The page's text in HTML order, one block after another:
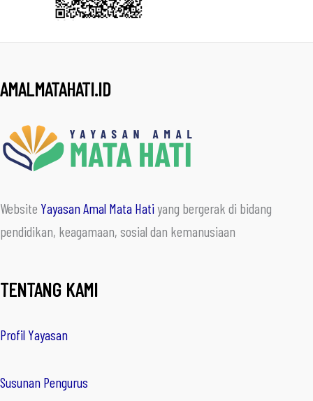
AMALMATAHATI.ID
Website Yayasan Amal Mata Hatiyang bergerak di bidang
pendidikan, keagamaan, sosial dan kemanusiaan
TENTANG KAMI
Profil Yayasan
Susunan Pengurus